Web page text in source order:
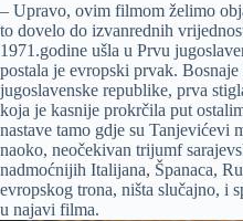
– Upravo, ovim filmom želimo
to dovelo do izvanrednih
1971.godine ušla u Prvu
postala je evropski prvak.
jugoslavenske republike, prva
koja je kasnije prokrčila put
nastave tamo gdje su Tanjevićevi
naoko, neočekivan trijumf
nadmoćnijih Italijana, Španaca,
evropskog trona, ništa slučajno, i
u najavi filma.